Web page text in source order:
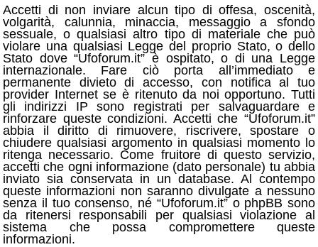
Accetti di non inviare alcun tipo di offesa, oscenità,
volgarità, calunnia, minaccia, messaggio a sfondo
sessuale, o qualsiasi altro tipo di materiale che può
violare una qualsiasi Legge del proprio Stato, o dello
Stato dove “Ufoforum.it” è ospitato, o di una Legge
internazionale. Fare ciò porta all’immediato e
permanente divieto di accesso, con notifica al tuo
provider Internet se è ritenuto da noi opportuno. Tutti
gli indirizzi IP sono registrati per salvaguardare e
rinforzare queste condizioni. Accetti che “Ufoforum.it”
abbia il diritto di rimuovere, riscrivere, spostare o
chiudere qualsiasi argomento in qualsiasi momento lo
ritenga necessario. Come fruitore di questo servizio,
accetti che ogni informazione (dato personale) tu abbia
inviato sia conservata in un database. Al contempo
queste informazioni non saranno divulgate a nessuno
senza il tuo consenso, né “Ufoforum.it” o phpBB sono
da ritenersi responsabili per qualsiasi violazione al
sistema che possa compromettere queste
informazioni.